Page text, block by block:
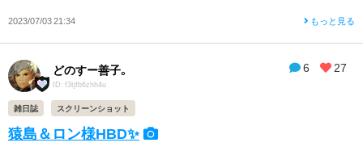
2023/07/03 21:34 もっと見る
6 27
どのすー善子。
ID: f3tjfb6zhh4u
雑日誌 スクリーンショット
猿島＆ロン様HBD✨